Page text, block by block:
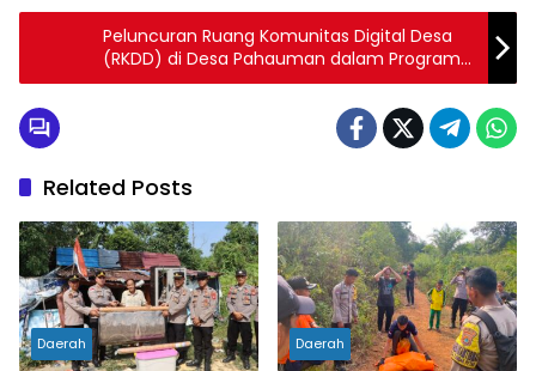
Peluncuran Ruang Komunitas Digital Desa
(RKDD) di Desa Pahauman dalam Program
P3PD
Related Posts
Daerah Daerah